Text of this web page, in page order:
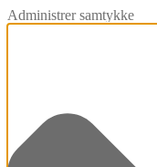
Administrer samtykke